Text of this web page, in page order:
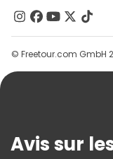
Contactez-Nous
Groupes
Aide
Conditions
© Freetour.com GmbH
Avis sur